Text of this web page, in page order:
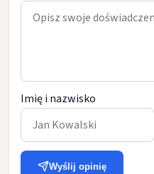
Imię i nazwisko
Wyślij opinię